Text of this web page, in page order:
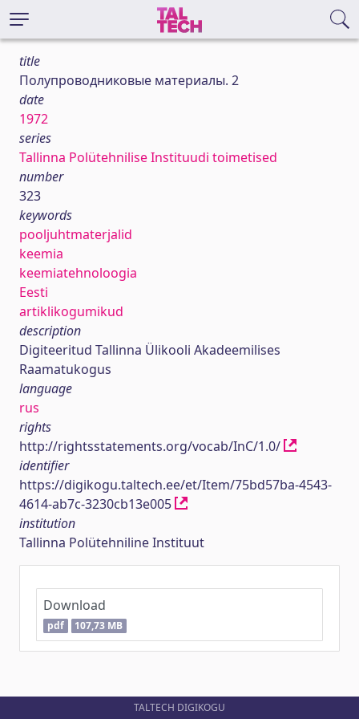
title
Полупроводниковые материалы. 2
date
1972
series
Tallinna Polütehnilise Instituudi toimetised
number
323
keywords
pooljuhtmaterjalid
keemia
keemiatehnoloogia
Eesti
artiklikogumikud
description
Digiteeritud Tallinna Ülikooli Akadeemilises
Raamatukogus
language
rus
rights
http://rightsstatements.org/vocab/InC/1.0/
identifier
https://digikogu.taltech.ee/et/Item/75bd57ba-4543-
4614-ab7c-3230cb13e005
institution
Tallinna Polütehniline Instituut
Download
pdf 107,73 MB
TALTECH DIGIKOGU